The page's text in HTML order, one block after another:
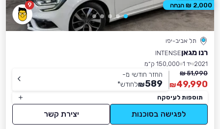
9
תל אביב-יפו
רנו מגאןINTENSE
2021 יד 1
150,000 ק״מ
51,990 ₪
49,990
₪
החזר חודשי מ-
589
₪לחודש*
תוספות לעיסקה
לפגישה בסוכנות יצירת קשר
2,000 ₪ הנחה